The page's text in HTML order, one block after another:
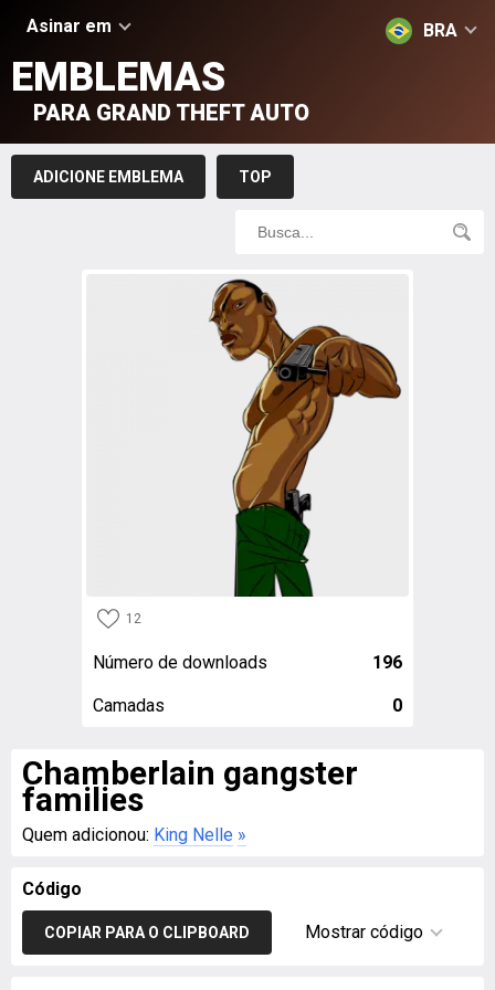
Asinar em BRA
EMBLEMAS
PARA GRAND THEFT AUTO
ADICIONE EMBLEMA TOP
12
Número de downloads 196
Camadas 0
Chamberlain gangster
families
Quem adicionou: King Nelle »
Código
COPIAR PARA O CLIPBOARD Mostrar código